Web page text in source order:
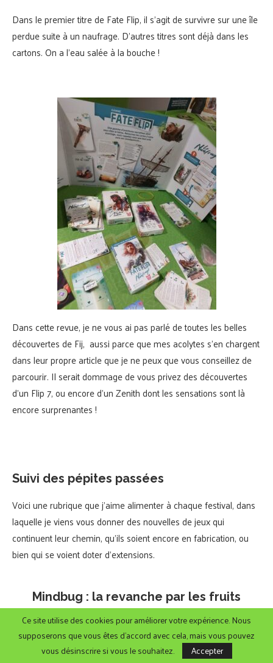
Dans le premier titre de Fate Flip, il s’agit de survivre sur une île
perdue suite à un naufrage. D’autres titres sont déjà dans les
cartons. On a l’eau salée à la bouche !
Dans cette revue, je ne vous ai pas parlé de toutes les belles
découvertes de Fij, aussi parce que mes acolytes s’en chargent
dans leur propre article que je ne peux que vous conseillez de
parcourir. Il serait dommage de vous privez des découvertes
d’un Flip 7, ou encore d’un Zenith dont les sensations sont là
encore surprenantes !
Suivi des pépites passées
Voici une rubrique que j’aime alimenter à chaque festival, dans
laquelle je viens vous donner des nouvelles de jeux qui
continuent leur chemin, qu’ils soient encore en fabrication, ou
bien qui se voient doter d’extensions.
Mindbug : la revanche par les fruits
Grosse actualité pourMindbugtout au long l’année. Après la
sortie de l’application sur Steam et smartphone en novembre
(oui j’ai été occupé à cette période-là), voilà une nouvelle édition
Ce site utilise des cookies pour améliorer votre expérience. Nous
supposerons que vous êtes d'accord avec cela, mais vous pouvez
vous désinscrire si vous le souhaitez.
Accepter